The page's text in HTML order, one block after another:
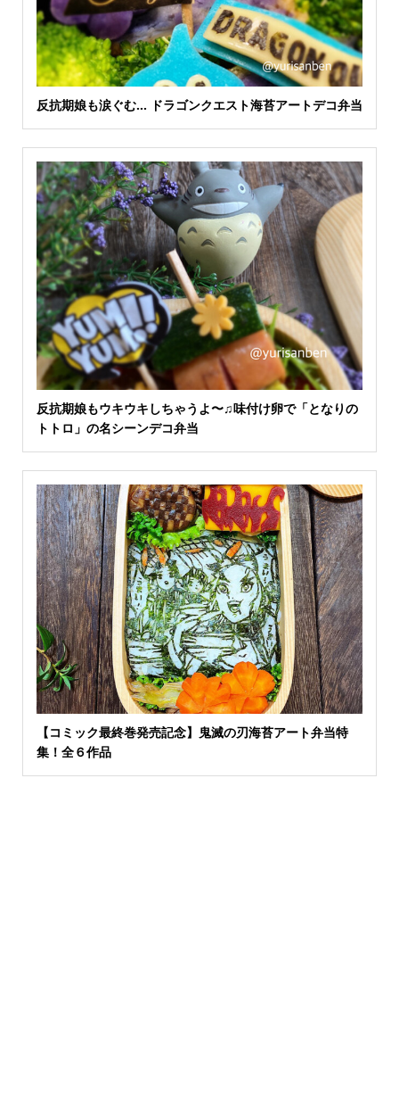
反抗期娘も涙ぐむ… ドラゴンクエスト海苔アートデコ弁当
反抗期娘もウキウキしちゃうよ〜♫味付け卵で「となりの
トトロ」の名シーンデコ弁当
【コミック最終巻発売記念】鬼滅の刃海苔アート弁当特
集！全６作品